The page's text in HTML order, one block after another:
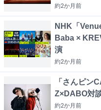
約2か月前
NHK「
Baba ×
演
約2か月前
「さんピン
Z×DABO対
約2か月前